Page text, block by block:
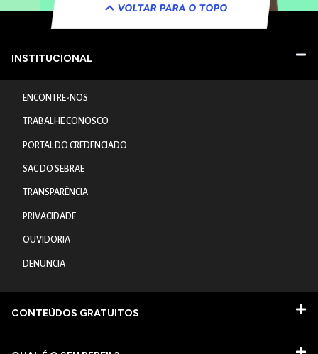
VOLTAR PARA O TOPO
INSTITUCIONAL
ENCONTRE-NOS
TRABALHE CONOSCO
PORTAL DO CREDENCIADO
SAC DO SEBRAE
TRANSPARÊNCIA
PRIVACIDADE
OUVIDORIA
DENUNCIA
CONTEÚDOS GRATUITOS